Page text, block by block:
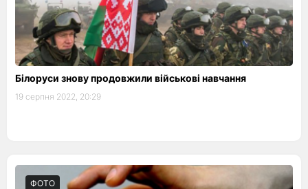
Білоруси знову продовжили військові навчання
19 серпня 2022, 20:29
ФОТО